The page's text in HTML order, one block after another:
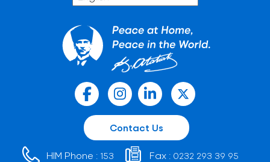
Contact Us
HIM Phone : 153 Fax : 0232 293 39 95